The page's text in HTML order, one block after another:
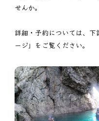
せんか。
詳細・予約については、
ージ」をご覧ください。